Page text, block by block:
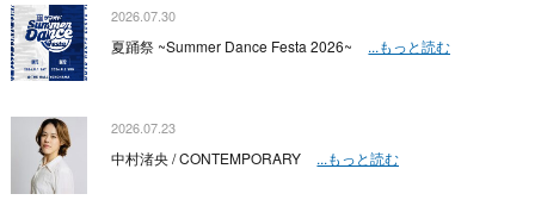
2026.07.30
夏踊祭 ~Summer Dance Festa 2026~ ...もっと読む
2026.07.23
中村渚央 / CONTEMPORARY ...もっと読む